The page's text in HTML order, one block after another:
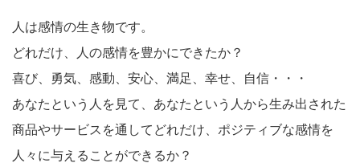
人は感情の生き物です。
どれだけ、人の感情を豊かにできたか？
喜び、勇気、感動、安心、満足、幸せ、自信・・・
あなたという人を見て、あなたという人から生み出された
商品やサービスを通してどれだけ、ポジティブな感情を
人々に与えることができるか？